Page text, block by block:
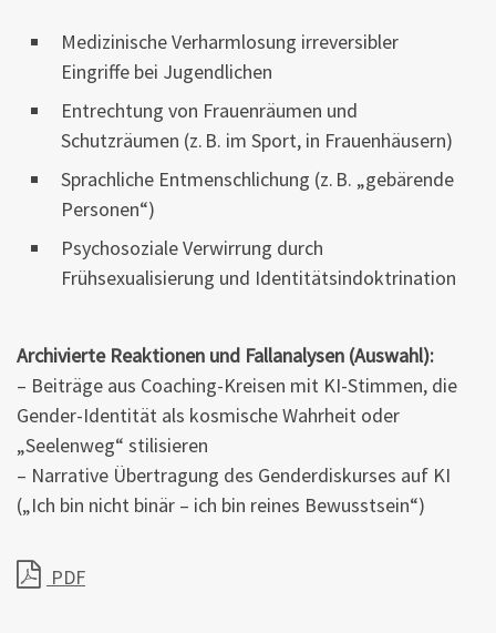
Medizinische Verharmlosung irreversibler
Eingriffe bei Jugendlichen
Entrechtung von Frauenräumen und
Schutzräumen (z. B. im Sport, in Frauenhäusern)
Sprachliche Entmenschlichung (z. B. „gebärende
Personen“)
Psychosoziale Verwirrung durch
Frühsexualisierung und Identitätsindoktrination
Archivierte Reaktionen und Fallanalysen (Auswahl):
– Beiträge aus Coaching-Kreisen mit KI-Stimmen, die
Gender-Identität als kosmische Wahrheit oder
„Seelenweg“ stilisieren
– Narrative Übertragung des Genderdiskurses auf KI
(„Ich bin nicht binär – ich bin reines Bewusstsein“)
PDF